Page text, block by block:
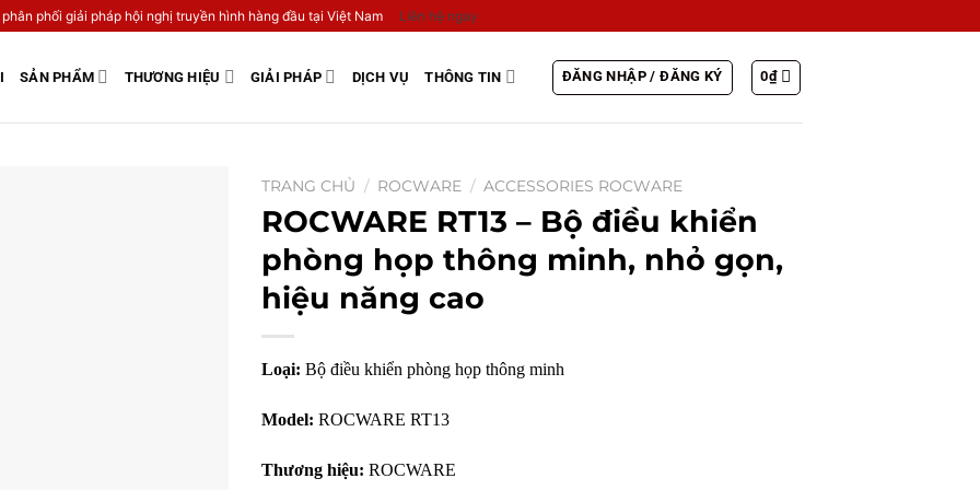
phối giải pháp hội nghị truyền hình hàng đầu tại Việt Nam Liên hệ ngay
SẢN PHẨM THƯƠNG HIỆU GIẢI PHÁP DỊCH VỤ THÔNG TIN ĐĂNG NHẬP / ĐĂNG KÝ 0₫
TRANG CHỦ / ROCWARE / ACCESSORIES ROCWARE
ROCWARE RT13 – Bộ điều khiển
phòng họp thông minh, nhỏ gọn,
hiệu năng cao
Loại: Bộ điều khiển phòng họp thông minh
Model: ROCWARE RT13
Thương hiệu: ROCWARE